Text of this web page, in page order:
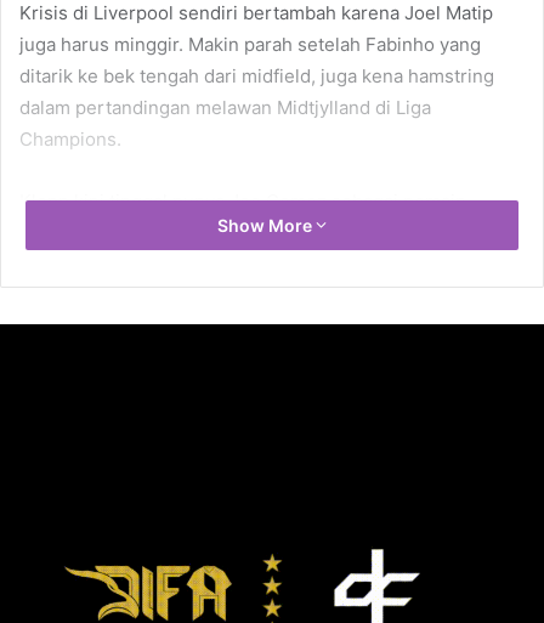
Krisis di Liverpool sendiri bertambah karena Joel Matip
juga harus minggir. Makin parah setelah Fabinho yang
ditarik ke bek tengah dari midfield, juga kena hamstring
dalam pertandingan melawan Midtjylland di Liga
Champions.
Klopp kini tinggal punya Joe Gomez sebagai pemain
senior di centre-back untuk pertandingan Premiership
pemain-pemain muda seperti Nathaniel Phillips (23
tahun), Billy Koumetio (17), dan Rhys Williams (19).
“”Saya kenal Nat [Phillips] paling lama jadi saya sangat
Show More